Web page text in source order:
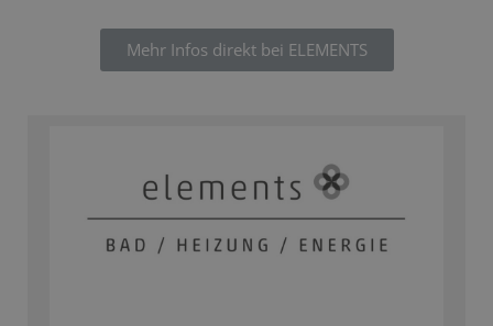
Mehr Infos direkt bei ELEMENTS